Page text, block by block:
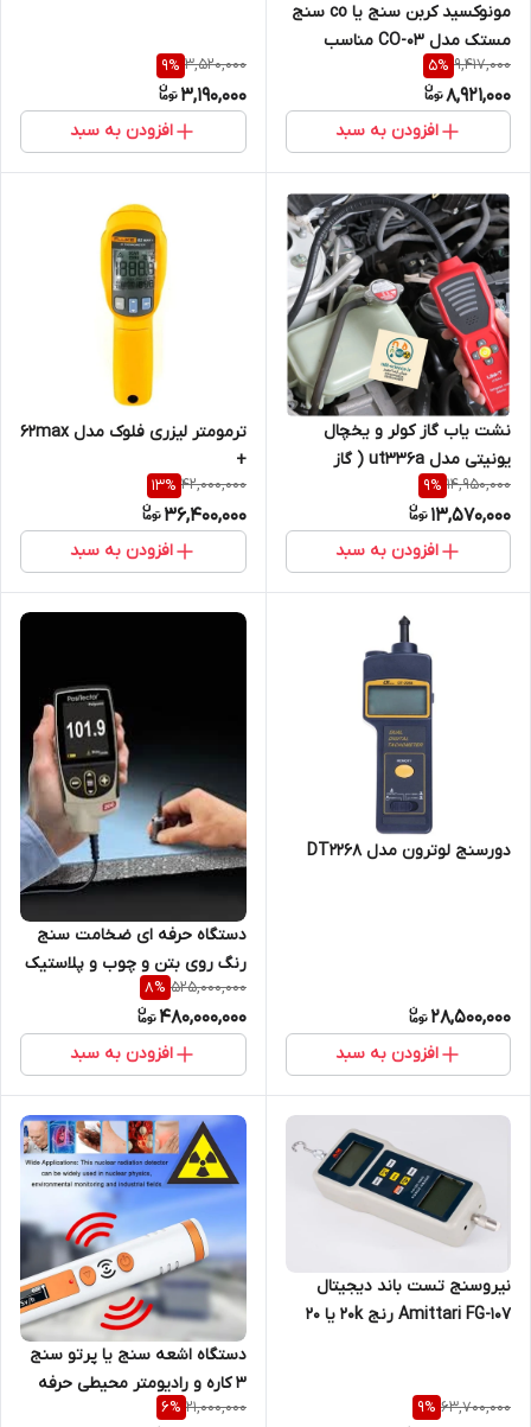
مونوکسید کربن سنج یا co سنج
مستک مدل CO-03 مناسب
گلخانه ها و انبارها ( نمایندگی
اصلی جوش آزما تجهیز
09120741826)
9,417,000
5%
8,921,000
افزودن به سبد
3,520,000
9%
3,190,000
افزودن به سبد
نشت یاب گاز کولر و یخچال
یونیتی مدل ut336a ( گاز
فریون، هم گاز کولر ماشین هم
خانگی) نمایندگی اصلی جوش
آزما تجهیز 09120741826
14,950,000
9%
13,570,000
افزودن به سبد
ترمومتر لیزری فلوک مدل 62max
+
42,000,000
13%
36,400,000
افزودن به سبد
دورسنج لوترون مدل DT2268
28,500,000
افزودن به سبد
دستگاه حرفه ای ضخامت سنج
رنگ روی بتن و چوب و پلاستیک
ساخت کمپانی دفلسکو آمریکا
مدل PosiTector 200D
525,000,000
8%
480,000,000
افزودن به سبد
نیروسنج تست باند دیجیتال
Amittari FG-107 رنج 20k یا 20
63,700,000
9%
دستگاه اشعه سنج یا پرتو سنج
3 کاره و رادیومتر محیطی حرفه
ای و دزیمتر فردی و گایگر هشدار
21,000,000
6%